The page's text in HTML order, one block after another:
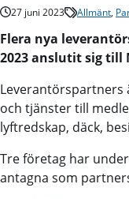
27 juni 2023 Allmänt,
Flera nya
2023 anslutit sig till
och tjänster till
lyftredskap, däck,
Tre företag har
antagna som